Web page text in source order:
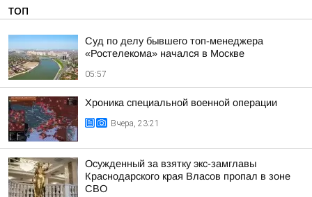
ТОП
Суд по делу бывшего топ-менеджера
«Ростелекома» начался в Москве
05:57
Хроника специальной военной операции
Вчера, 23:21
Осужденный за взятку экс-замглавы
Краснодарского края Власов пропал в зоне
СВО